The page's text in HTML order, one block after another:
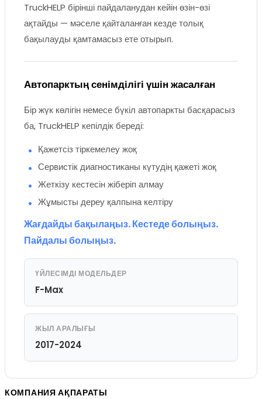
TruckHELP бірінші пайдаланудан кейін өзін-өзі
ақтайды — мәселе қайталанған кезде толық
бақылауды қамтамасыз ете отырып.
Автопарктың сенімділігі үшін жасалған
Бір жүк көлігін немесе бүкіл автопаркты басқарасыз
ба, TruckHELP кепілдік береді:
Қажетсіз тіркемелеу жоқ
Сервистік диагностиканы күтудің қажеті жоқ
Жеткізу кестесін жіберіп алмау
Жұмысты дереу қалпына келтіру
Жағдайды бақылаңыз. Кестеде болыңыз.
Пайдалы болыңыз.
ҮЙЛЕСІМДІ МОДЕЛЬДЕР
F-Max
ЖЫЛ АРАЛЫҒЫ
2017-2024
КОМПАНИЯ АҚПАРАТЫ